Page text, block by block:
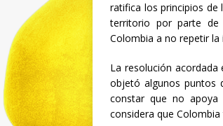
ratifica los principios de
territorio por parte de
Colombia a no repetir la
La resolución
objetó algunos puntos
constar que no apoya
considera que